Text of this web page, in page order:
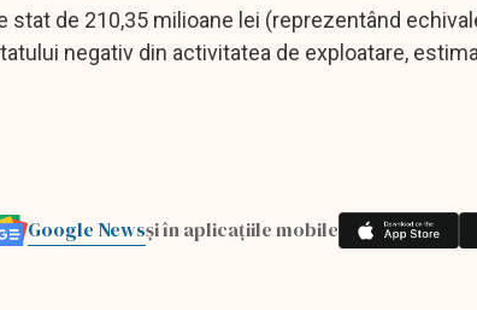
stat de 210,35 milioane lei (reprezentând
negativ din activitatea de exploatare,
Google Newsși în aplicațiile mobile